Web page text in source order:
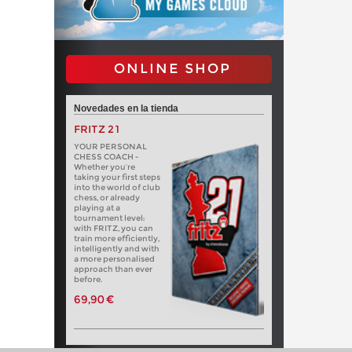
ONLINE SHOP
Novedades en la tienda
FRITZ 21
YOUR PERSONAL
CHESS COACH -
Whether you’re
taking your first steps
into the world of club
chess, or already
playing at a
tournament level:
with FRITZ, you can
train more efficiently,
intelligently and with
a more personalised
approach than ever
before.
69,90 €